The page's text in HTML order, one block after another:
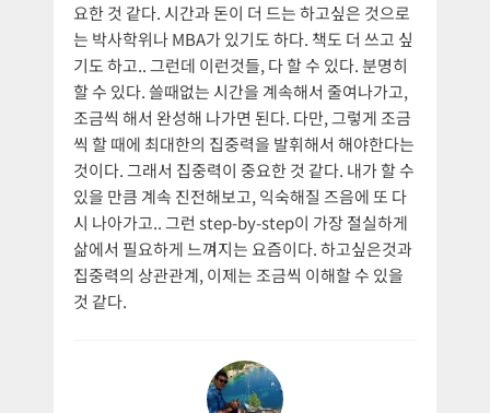
요한 것 같다. 시간과 돈이 더 드는 하고싶은 것으로
는 박사학위나 MBA가 있기도 하다. 책도 더 쓰고 싶
기도 하고.. 그런데 이런것들, 다 할 수 있다. 분명히
할 수 있다. 쓸때없는 시간을 계속해서 줄여나가고,
조금씩 해서 완성해 나가면 된다. 다만, 그렇게 조금
씩 할 때에 최대한의 집중력을 발휘해서 해야한다는
것이다. 그래서 집중력이 중요한 것 같다. 내가 할 수
있을 만큼 계속 진전해보고, 익숙해질 즈음에 또 다
시 나아가고.. 그런 step-by-step이 가장 절실하게
삶에서 필요하게 느껴지는 요즘이다. 하고싶은것과
집중력의 상관관계, 이제는 조금씩 이해할 수 있을
것 같다.